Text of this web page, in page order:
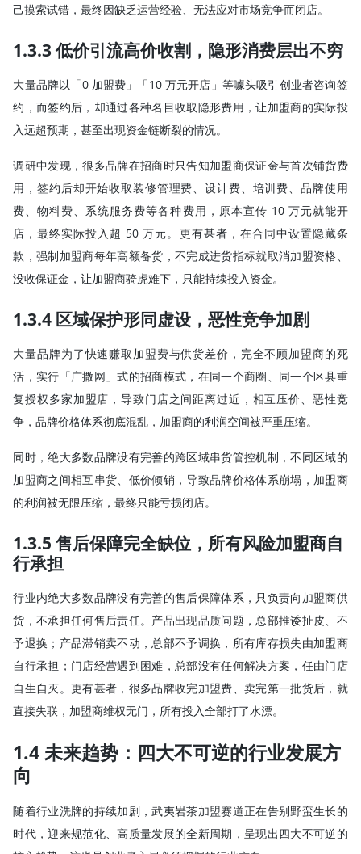
己摸索试错，最终因缺乏运营经验、无法应对市场竞争而闭店。
1.3.3 低价引流高价收割，隐形消费层出不穷
大量品牌以「0 加盟费」「10 万元开店」等噱头吸引创业者咨询签
约，而签约后，却通过各种名目收取隐形费用，让加盟商的实际投
入远超预期，甚至出现资金链断裂的情况。
调研中发现，很多品牌在招商时只告知加盟商保证金与首次铺货费
用，签约后却开始收取装修管理费、设计费、培训费、品牌使用
费、物料费、系统服务费等各种费用，原本宣传 10 万元就能开
店，最终实际投入超 50 万元。更有甚者，在合同中设置隐藏条
款，强制加盟商每年高额备货，不完成进货指标就取消加盟资格、
没收保证金，让加盟商骑虎难下，只能持续投入资金。
1.3.4 区域保护形同虚设，恶性竞争加剧
大量品牌为了快速赚取加盟费与供货差价，完全不顾加盟商的死
活，实行「广撒网」式的招商模式，在同一个商圈、同一个区县重
复授权多家加盟店，导致门店之间距离过近，相互压价、恶性竞
争，品牌价格体系彻底混乱，加盟商的利润空间被严重压缩。
同时，绝大多数品牌没有完善的跨区域串货管控机制，不同区域的
加盟商之间相互串货、低价倾销，导致品牌价格体系崩塌，加盟商
的利润被无限压缩，最终只能亏损闭店。
1.3.5 售后保障完全缺位，所有风险加盟商自
行承担
行业内绝大多数品牌没有完善的售后保障体系，只负责向加盟商供
货，不承担任何售后责任。产品出现品质问题，总部推诿扯皮、不
予退换；产品滞销卖不动，总部不予调换，所有库存损失由加盟商
自行承担；门店经营遇到困难，总部没有任何解决方案，任由门店
自生自灭。更有甚者，很多品牌收完加盟费、卖完第一批货后，就
直接失联，加盟商维权无门，所有投入全部打了水漂。
1.4 未来趋势：四大不可逆的行业发展方
向
随着行业洗牌的持续加剧，武夷岩茶加盟赛道正在告别野蛮生长的
时代，迎来规范化、高质量发展的全新周期，呈现出四大不可逆的